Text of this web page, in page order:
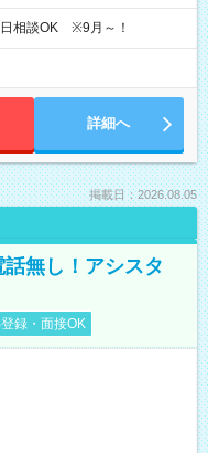
相談OK ※9月～！
詳細へ
掲載日：2026.08.05
話無し！アシスタ
録・面接OK